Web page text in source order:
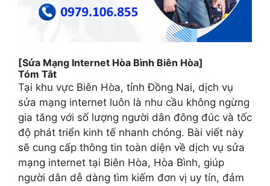
[Sửa Mạng Internet Hòa Bình Biên Hòa]
Tóm Tắt
Tại khu vực Biên Hòa, tỉnh Đồng Nai, dịch vụ
sửa mạng internet luôn là nhu cầu không ngừng
gia tăng với số lượng người dân đông đúc và tốc
độ phát triển kinh tế nhanh chóng. Bài viết này
sẽ cung cấp thông tin toàn diện về dịch vụ sửa
mạng internet tại Biên Hòa, Hòa Bình, giúp
người dân dễ dàng tìm kiếm đơn vị uy tín, đảm